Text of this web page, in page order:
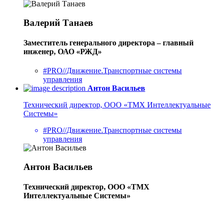
Валерий Танаев
Заместитель генерального директора – главный
инженер, ОАО «РЖД»
#PRO//Движение.Транспортные системы
управления
Антон Васильев
Технический директор, ООО «ТМХ Интеллектуальные
Системы»
#PRO//Движение.Транспортные системы
управления
Антон Васильев
Технический директор, ООО «ТМХ
Интеллектуальные Системы»